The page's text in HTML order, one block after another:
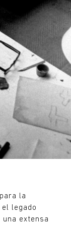
la
legado
una extensa